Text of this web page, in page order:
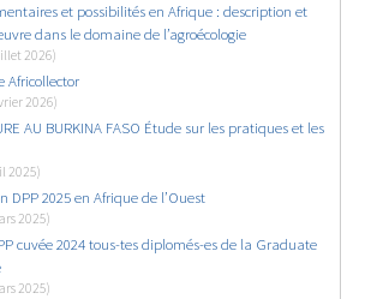
et possibilités en Afrique : description et
dans le domaine de l’agroécologie
2026)
Africollector
2026)
AU BURKINA FASO Étude sur les pratiques et les
2025)
DPP 2025 en Afrique de l’Ouest
2025)
cuvée 2024 tous-tes diplomés-es de la Graduate
2025)